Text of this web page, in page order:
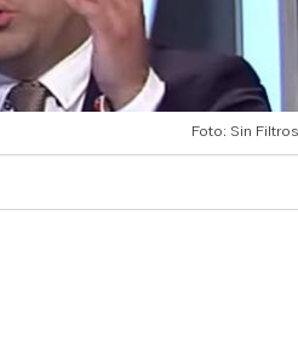
Foto: Sin Filtros